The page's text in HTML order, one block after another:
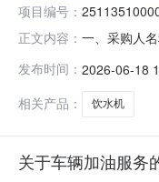
项目编号：
正文内容： 一、采购人
置水桶茶吧
发布时间： 2026-06-18
相关产品：
饮水机
关于车辆加油服务